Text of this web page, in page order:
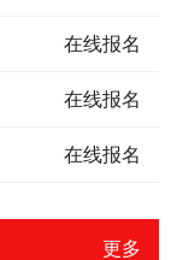
在线报名
在线报名
在线报名
更多